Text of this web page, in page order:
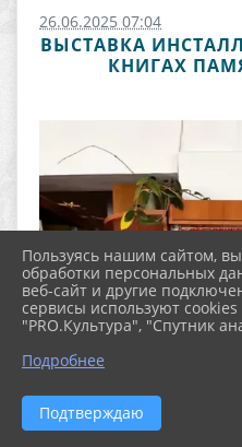
26.06.2025 07:04
ВЫСТАВКА
КНИГАХ
Пользуясь нашим сайтом,
обработки персональных
веб-сайт и другие
сервисы используют cookies
"PRO.Культура", "Спутник
Подробнее
Подтверждаю